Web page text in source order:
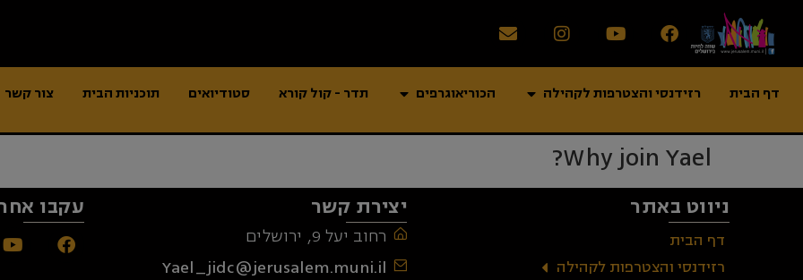
דף הבית רזידנסי והצטרפות לקהילה הכוריאוגרפים תדר - קול קורא סטודיואים תוכניות הבית צור קשר
Why join Yael?
ניווט באתר
דף הבית
רזידנסי והצטרפות לקהילה
יצירת קשר
רחוב יעל 9, ירושלים
Yael_jidc@jerusalem.muni.il
עקבו